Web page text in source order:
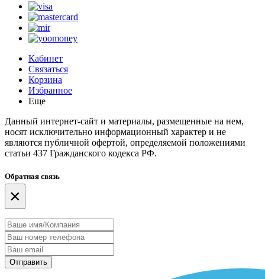
Кабинет
Связаться
Корзина
Избранное
Еще
Данный интернет-сайт и материалы, размещенные на нем,
носят исключительно информационный характер и не
являются публичной офертой, определяемой положениями
статьи 437 Гражданского кодекса РФ.
Обратная связь
×
Отправить